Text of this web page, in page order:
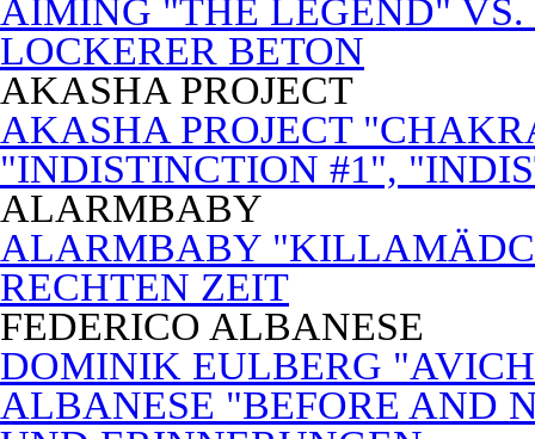
AIMING "THE LEGEND"
LOCKERER BETON
AKASHA PROJECT
AKASHA PROJECT
"INDISTINCTION #1",
ALARMBABY
ALARMBABY
RECHTEN ZEIT
FEDERICO ALBANESE
DOMINIK EULBERG
ALBANESE "BEFORE AND